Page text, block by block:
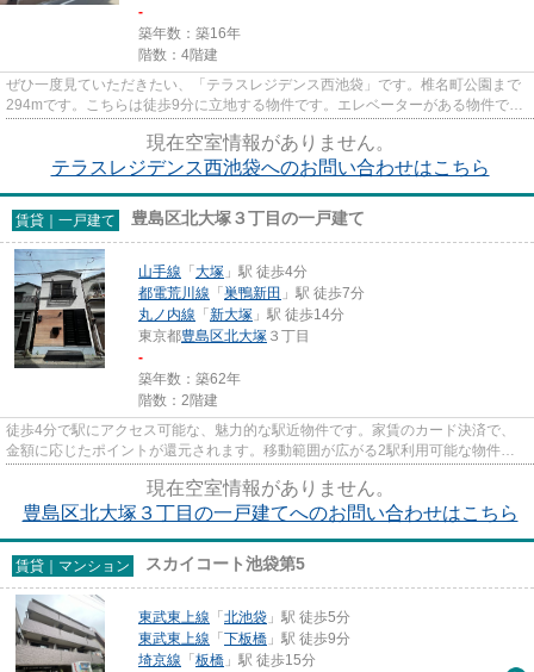
-
築年数：築16年
階数：4階建
ぜひ一度見ていただきたい、「テラスレジデンス西池袋」です。椎名町公園まで
294mです。こちらは徒歩9分に立地する物件です。エレベーターがある物件で
現在空室情報がありません。
テラスレジデンス西池袋へのお問い合わせはこちら
賃貸｜一戸建て 豊島区北大塚３丁目の一戸建て
山手線 「 大塚 」駅 徒歩4分
都電荒川線 「 巣鴨新田 」駅 徒歩7分
丸ノ内線 「 新大塚 」駅 徒歩14分
東京都豊島区北大塚 ３丁目
-
築年数：築62年
階数：2階建
徒歩4分で駅にアクセス可能な、魅力的な駅近物件です。家賃のカード決済で、
金額に応じたポイントが還元されます。移動範囲が広がる2駅利用可能な物件で
現在空室情報がありません。
豊島区北大塚３丁目の一戸建てへのお問い合わせはこちら
賃貸｜マンション スカイコート池袋第5
東武東上線 「 北池袋 」駅 徒歩5分
東武東上線 「 下板橋 」駅 徒歩9分
埼京線 「 板橋 」駅 徒歩15分